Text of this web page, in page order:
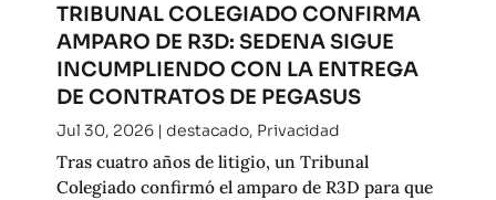
TRIBUNAL COLEGIADO CONFIRMA
AMPARO DE R3D: SEDENA SIGUE
INCUMPLIENDO CON LA ENTREGA
DE CONTRATOS DE PEGASUS
Jul 30, 2026| destacado, Privacidad
Tras cuatro años de litigio, un Tribunal
Colegiado confirmó el amparo de R3D para que